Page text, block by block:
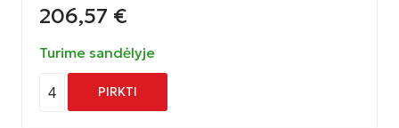
206,57 €
Turime sandėlyje
4 PIRKTI